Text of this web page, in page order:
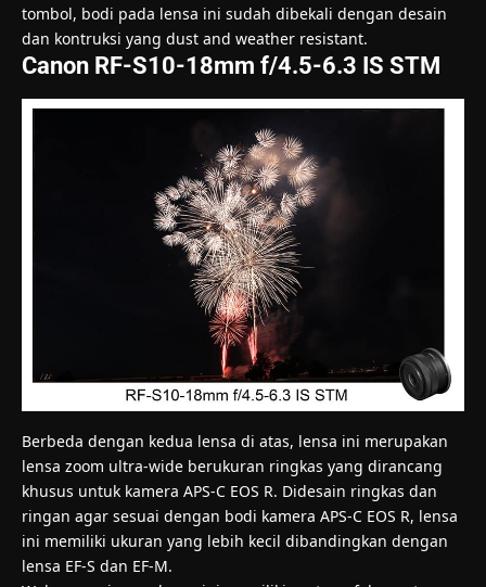
tombol, bodi pada lensa ini sudah dibekali dengan desain
dan kontruksi yang dust and weather resistant.
Canon RF-S10-18mm f/4.5-6.3 IS STM
Berbeda dengan kedua lensa di atas, lensa ini merupakan
lensa zoom ultra-wide berukuran ringkas yang dirancang
khusus untuk kamera APS-C EOS R. Didesain ringkas dan
ringan agar sesuai dengan bodi kamera APS-C EOS R, lensa
ini memiliki ukuran yang lebih kecil dibandingkan dengan
lensa EF-S dan EF-M.